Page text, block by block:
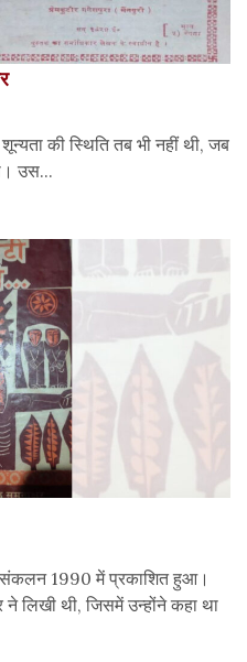
की स्थिति तब भी नहीं थी, जब
उस...
संकलन 1990 में प्रकाशित हुआ।
ने लिखी थी, जिसमें उन्होंने कहा था